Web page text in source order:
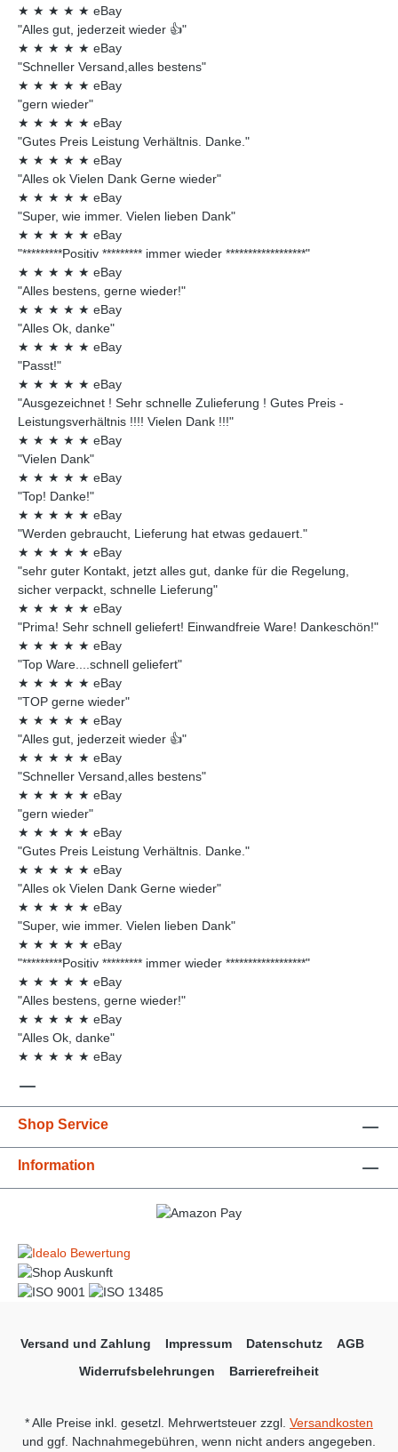
★ ★ ★ ★ ★ eBay
"Alles gut, jederzeit wieder 👍"
★ ★ ★ ★ ★ eBay
"Schneller Versand,alles bestens"
★ ★ ★ ★ ★ eBay
"gern wieder"
★ ★ ★ ★ ★ eBay
"Gutes Preis Leistung Verhältnis. Danke."
★ ★ ★ ★ ★ eBay
"Alles ok Vielen Dank Gerne wieder"
★ ★ ★ ★ ★ eBay
"Super, wie immer. Vielen lieben Dank"
★ ★ ★ ★ ★ eBay
"*********Positiv ********* immer wieder ******************"
★ ★ ★ ★ ★ eBay
"Alles bestens, gerne wieder!"
★ ★ ★ ★ ★ eBay
"Alles Ok, danke"
★ ★ ★ ★ ★ eBay
"Passt!"
★ ★ ★ ★ ★ eBay
"Ausgezeichnet ! Sehr schnelle Zulieferung ! Gutes Preis -
Leistungsverhältnis !!!! Vielen Dank !!!"
★ ★ ★ ★ ★ eBay
"Vielen Dank"
★ ★ ★ ★ ★ eBay
"Top! Danke!"
★ ★ ★ ★ ★ eBay
"Werden gebraucht, Lieferung hat etwas gedauert."
★ ★ ★ ★ ★ eBay
"sehr guter Kontakt, jetzt alles gut, danke für die Regelung,
sicher verpackt, schnelle Lieferung"
★ ★ ★ ★ ★ eBay
"Prima! Sehr schnell geliefert! Einwandfreie Ware! Dankeschön!"
★ ★ ★ ★ ★ eBay
"Top Ware....schnell geliefert"
★ ★ ★ ★ ★ eBay
"TOP gerne wieder"
★ ★ ★ ★ ★ eBay
"Alles gut, jederzeit wieder 👍"
★ ★ ★ ★ ★ eBay
"Schneller Versand,alles bestens"
★ ★ ★ ★ ★ eBay
"gern wieder"
★ ★ ★ ★ ★ eBay
"Gutes Preis Leistung Verhältnis. Danke."
★ ★ ★ ★ ★ eBay
"Alles ok Vielen Dank Gerne wieder"
★ ★ ★ ★ ★ eBay
"Super, wie immer. Vielen lieben Dank"
★ ★ ★ ★ ★ eBay
"*********Positiv ********* immer wieder ******************"
★ ★ ★ ★ ★ eBay
"Alles bestens, gerne wieder!"
★ ★ ★ ★ ★ eBay
"Alles Ok, danke"
★ ★ ★ ★ ★ eBay
Shop Service
Information
Versand und Zahlung Impressum Datenschutz
AGB
Widerrufsbelehrungen
Barrierefreiheit
* Alle Preise inkl. gesetzl. Mehrwertsteuer zzgl. Versandkosten
und ggf. Nachnahmegebühren, wenn nicht anders angegeben.